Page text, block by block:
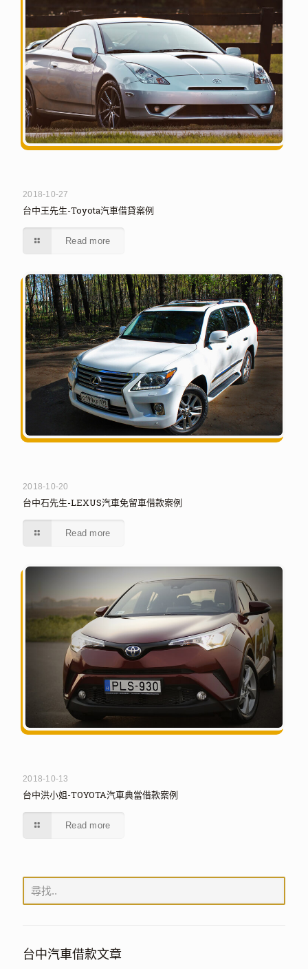
2018-10-27
台中王先生-Toyota汽車借貸案例
Read more
2018-10-20
台中石先生-LEXUS汽車免留車借款案例
Read more
2018-10-13
台中洪小姐-TOYOTA汽車典當借款案例
Read more
台中汽車借款文章